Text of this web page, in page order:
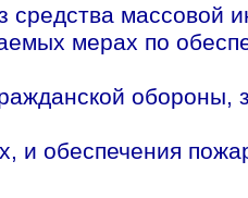
средства массовой
мерах по
обороны,
и обеспечения